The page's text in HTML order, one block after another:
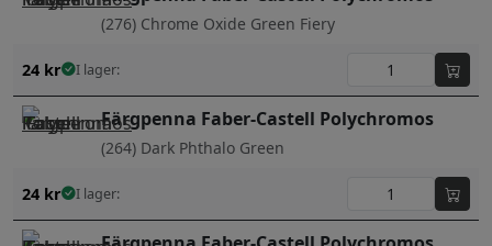
(276) Chrome Oxide Green Fiery
24 kr I lager:
Färgpenna Faber-Castell Polychromos
(264) Dark Phthalo Green
24 kr I lager: